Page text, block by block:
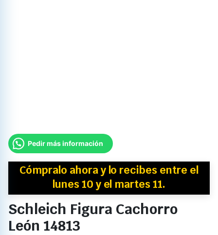
Pedir más información
Cómpralo ahora y lo recibes entre el
lunes 10 y el martes 11.
Schleich Figura Cachorro
León 14813